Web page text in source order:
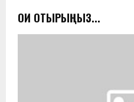
ОҚИ ОТЫРЫҢЫЗ...